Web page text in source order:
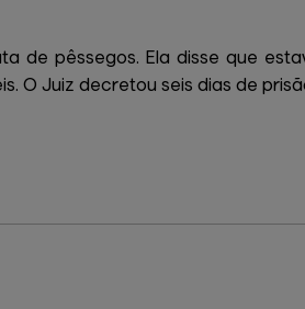
de pêssegos. Ela disse que
O Juiz decretou seis dias de